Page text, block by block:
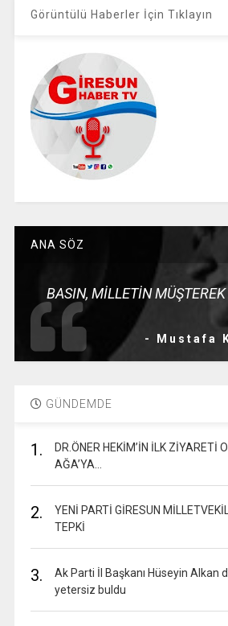
Görüntülü Haberler İçin Tıklayın
ANA SÖZ
BASIN, MİLLETİN MÜŞTEREK
- Mustafa
GÜNDEMDE
1.
DR.ÖNER HEKİM’İN İLK ZİYARETİ
AĞA’YA…
2.
YENİ PARTİ GİRESUN
TEPKİ
3.
Ak Parti İl Başkanı Hüseyin Alkan
yetersiz buldu